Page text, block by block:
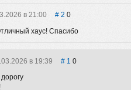
в 21:00 2 0
хаус! Спасибо
в 19:39 1 0